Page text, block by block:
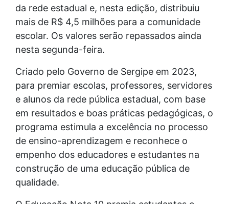
da rede estadual e, nesta edição, distribuiu
mais de R$ 4,5 milhões para a comunidade
escolar. Os valores serão repassados ainda
nesta segunda-feira.
Criado pelo Governo de Sergipe em 2023,
para premiar escolas, professores, servidores
e alunos da rede pública estadual, com base
em resultados e boas práticas pedagógicas, o
programa estimula a excelência no processo
de ensino-aprendizagem e reconhece o
empenho dos educadores e estudantes na
construção de uma educação pública de
qualidade.